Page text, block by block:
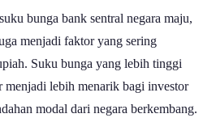
bunga bank sentral negara maju,
menjadi faktor yang sering
Suku bunga yang lebih tinggi
menjadi lebih menarik bagi investor
modal dari negara berkembang.